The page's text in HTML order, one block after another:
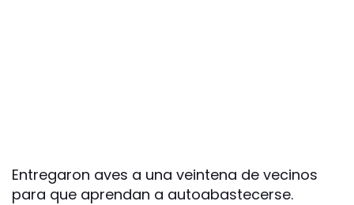
Entregaron aves a una veintena de vecinos
para que aprendan a autoabastecerse.